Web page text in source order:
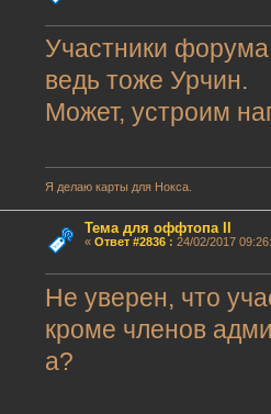
Участники
ведь тоже Урчин.
Может, устроим
Я делаю карты для Нокса.
Тема для оффтопа II
« Ответ #2836: 24/02/2017
Не уверен, что
кроме членов
а?